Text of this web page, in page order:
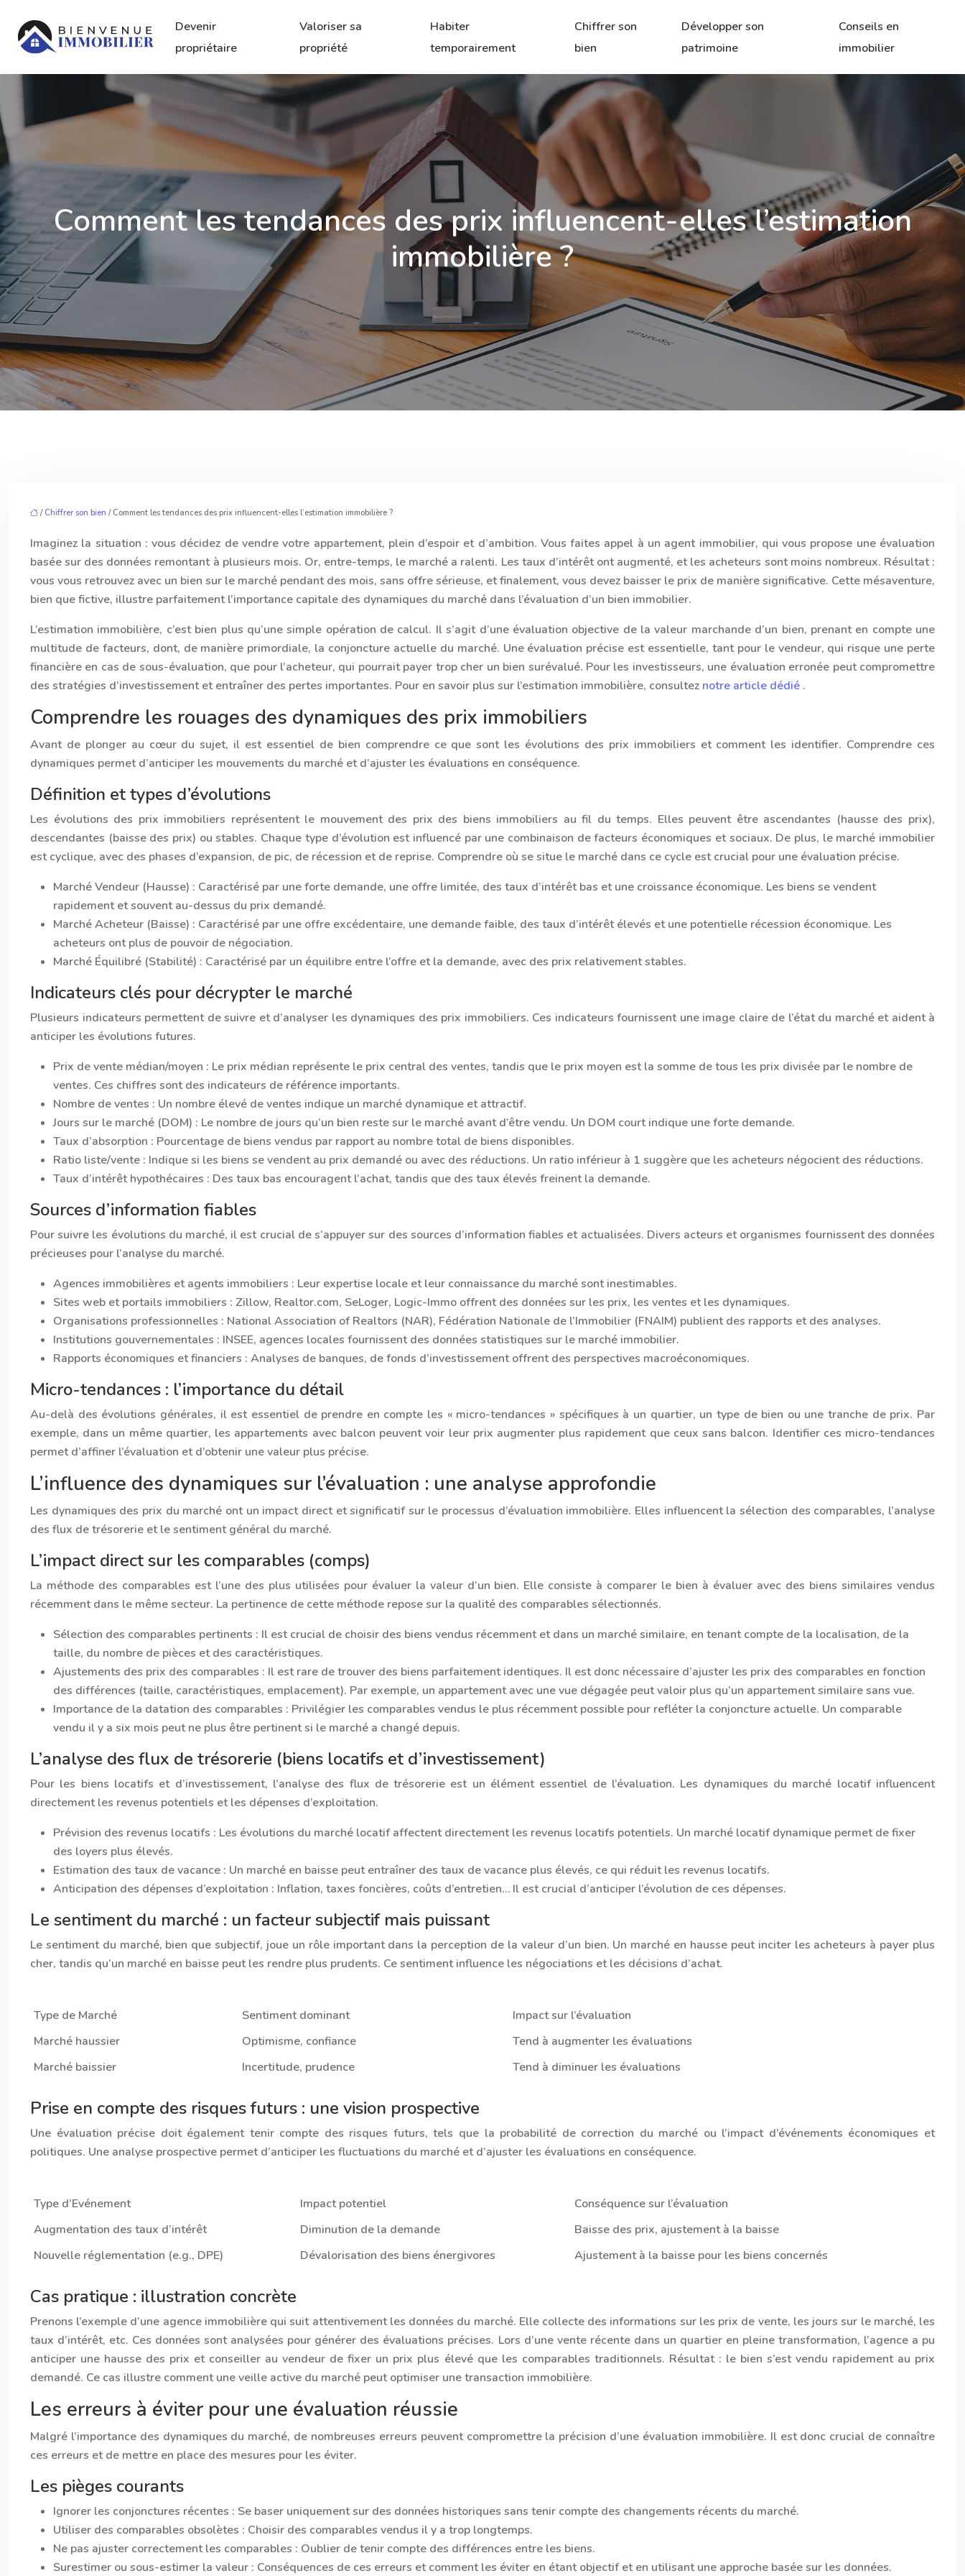
Devenir
propriétaire
Valoriser sa
propriété
Habiter
temporairement
Chiffrer son
bien
Développer son
patrimoine
Conseils en
immobilier
Comment les tendances des prix influencent-elles l’estimation
immobilière ?
/ Chiffrer son bien / Comment les tendances des prix influencent-elles l’estimation immobilière ?
Imaginez la situation : vous décidez de vendre votre appartement, plein d’espoir et d’ambition. Vous faites appel à un agent immobilier, qui vous propose une évaluation
basée sur des données remontant à plusieurs mois. Or, entre-temps, le marché a ralenti. Les taux d’intérêt ont augmenté, et les acheteurs sont moins nombreux. Résultat :
vous vous retrouvez avec un bien sur le marché pendant des mois, sans offre sérieuse, et finalement, vous devez baisser le prix de manière significative. Cette mésaventure,
bien que fictive, illustre parfaitement l’importance capitale des dynamiques du marché dans l’évaluation d’un bien immobilier.
L’estimation immobilière, c’est bien plus qu’une simple opération de calcul. Il s’agit d’une évaluation objective de la valeur marchande d’un bien, prenant en compte une
multitude de facteurs, dont, de manière primordiale, la conjoncture actuelle du marché. Une évaluation précise est essentielle, tant pour le vendeur, qui risque une perte
financière en cas de sous-évaluation, que pour l’acheteur, qui pourrait payer trop cher un bien surévalué. Pour les investisseurs, une évaluation erronée peut compromettre
des stratégies d’investissement et entraîner des pertes importantes. Pour en savoir plus sur l’estimation immobilière, consultez notre article dédié .
Comprendre les rouages des dynamiques des prix immobiliers
Avant de plonger au cœur du sujet, il est essentiel de bien comprendre ce que sont les évolutions des prix immobiliers et comment les identifier. Comprendre ces
dynamiques permet d’anticiper les mouvements du marché et d’ajuster les évaluations en conséquence.
Définition et types d’évolutions
Les évolutions des prix immobiliers représentent le mouvement des prix des biens immobiliers au fil du temps. Elles peuvent être ascendantes (hausse des prix),
descendantes (baisse des prix) ou stables. Chaque type d’évolution est influencé par une combinaison de facteurs économiques et sociaux. De plus, le marché immobilier
est cyclique, avec des phases d’expansion, de pic, de récession et de reprise. Comprendre où se situe le marché dans ce cycle est crucial pour une évaluation précise.
Marché Vendeur (Hausse) : Caractérisé par une forte demande, une offre limitée, des taux d’intérêt bas et une croissance économique. Les biens se vendent
rapidement et souvent au-dessus du prix demandé.
Marché Acheteur (Baisse) : Caractérisé par une offre excédentaire, une demande faible, des taux d’intérêt élevés et une potentielle récession économique. Les
acheteurs ont plus de pouvoir de négociation.
Marché Équilibré (Stabilité) : Caractérisé par un équilibre entre l’offre et la demande, avec des prix relativement stables.
Indicateurs clés pour décrypter le marché
Plusieurs indicateurs permettent de suivre et d’analyser les dynamiques des prix immobiliers. Ces indicateurs fournissent une image claire de l’état du marché et aident à
anticiper les évolutions futures.
Prix de vente médian/moyen : Le prix médian représente le prix central des ventes, tandis que le prix moyen est la somme de tous les prix divisée par le nombre de
ventes. Ces chiffres sont des indicateurs de référence importants.
Nombre de ventes : Un nombre élevé de ventes indique un marché dynamique et attractif.
Jours sur le marché (DOM) : Le nombre de jours qu’un bien reste sur le marché avant d’être vendu. Un DOM court indique une forte demande.
Taux d’absorption : Pourcentage de biens vendus par rapport au nombre total de biens disponibles.
Ratio liste/vente : Indique si les biens se vendent au prix demandé ou avec des réductions. Un ratio inférieur à 1 suggère que les acheteurs négocient des réductions.
Taux d’intérêt hypothécaires : Des taux bas encouragent l’achat, tandis que des taux élevés freinent la demande.
Sources d’information fiables
Pour suivre les évolutions du marché, il est crucial de s’appuyer sur des sources d’information fiables et actualisées. Divers acteurs et organismes fournissent des données
précieuses pour l’analyse du marché.
Agences immobilières et agents immobiliers : Leur expertise locale et leur connaissance du marché sont inestimables.
Sites web et portails immobiliers : Zillow, Realtor.com, SeLoger, Logic-Immo offrent des données sur les prix, les ventes et les dynamiques.
Organisations professionnelles : National Association of Realtors (NAR), Fédération Nationale de l’Immobilier (FNAIM) publient des rapports et des analyses.
Institutions gouvernementales : INSEE, agences locales fournissent des données statistiques sur le marché immobilier.
Rapports économiques et financiers : Analyses de banques, de fonds d’investissement offrent des perspectives macroéconomiques.
Micro-tendances : l’importance du détail
Au-delà des évolutions générales, il est essentiel de prendre en compte les « micro-tendances » spécifiques à un quartier, un type de bien ou une tranche de prix. Par
exemple, dans un même quartier, les appartements avec balcon peuvent voir leur prix augmenter plus rapidement que ceux sans balcon. Identifier ces micro-tendances
permet d’affiner l’évaluation et d’obtenir une valeur plus précise.
L’influence des dynamiques sur l’évaluation : une analyse approfondie
Les dynamiques des prix du marché ont un impact direct et significatif sur le processus d’évaluation immobilière. Elles influencent la sélection des comparables, l’analyse
des flux de trésorerie et le sentiment général du marché.
L’impact direct sur les comparables (comps)
La méthode des comparables est l’une des plus utilisées pour évaluer la valeur d’un bien. Elle consiste à comparer le bien à évaluer avec des biens similaires vendus
récemment dans le même secteur. La pertinence de cette méthode repose sur la qualité des comparables sélectionnés.
Sélection des comparables pertinents : Il est crucial de choisir des biens vendus récemment et dans un marché similaire, en tenant compte de la localisation, de la
taille, du nombre de pièces et des caractéristiques.
Ajustements des prix des comparables : Il est rare de trouver des biens parfaitement identiques. Il est donc nécessaire d’ajuster les prix des comparables en fonction
des différences (taille, caractéristiques, emplacement). Par exemple, un appartement avec une vue dégagée peut valoir plus qu’un appartement similaire sans vue.
Importance de la datation des comparables : Privilégier les comparables vendus le plus récemment possible pour refléter la conjoncture actuelle. Un comparable
vendu il y a six mois peut ne plus être pertinent si le marché a changé depuis.
L’analyse des flux de trésorerie (biens locatifs et d’investissement)
Pour les biens locatifs et d’investissement, l’analyse des flux de trésorerie est un élément essentiel de l’évaluation. Les dynamiques du marché locatif influencent
directement les revenus potentiels et les dépenses d’exploitation.
Prévision des revenus locatifs : Les évolutions du marché locatif affectent directement les revenus locatifs potentiels. Un marché locatif dynamique permet de fixer
des loyers plus élevés.
Estimation des taux de vacance : Un marché en baisse peut entraîner des taux de vacance plus élevés, ce qui réduit les revenus locatifs.
Anticipation des dépenses d’exploitation : Inflation, taxes foncières, coûts d’entretien… Il est crucial d’anticiper l’évolution de ces dépenses.
Le sentiment du marché : un facteur subjectif mais puissant
Le sentiment du marché, bien que subjectif, joue un rôle important dans la perception de la valeur d’un bien. Un marché en hausse peut inciter les acheteurs à payer plus
cher, tandis qu’un marché en baisse peut les rendre plus prudents. Ce sentiment influence les négociations et les décisions d’achat.
Type de Marché Sentiment dominant
Impact sur l’évaluation
Marché haussier
Optimisme, confiance
Tend à augmenter les évaluations
Marché baissier
Incertitude, prudence Tend à diminuer les évaluations
Prise en compte des risques futurs : une vision prospective
Une évaluation précise doit également tenir compte des risques futurs, tels que la probabilité de correction du marché ou l’impact d’événements économiques et
politiques. Une analyse prospective permet d’anticiper les fluctuations du marché et d’ajuster les évaluations en conséquence.
Type d’Evénement Impact potentiel
Conséquence sur l’évaluation
Augmentation des taux d’intérêt
Diminution de la demande
Baisse des prix, ajustement à la baisse
Nouvelle réglementation (e.g., DPE)
Dévalorisation des biens énergivores Ajustement à la baisse pour les biens concernés
Cas pratique : illustration concrète
Prenons l’exemple d’une agence immobilière qui suit attentivement les données du marché. Elle collecte des informations sur les prix de vente, les jours sur le marché, les
taux d’intérêt, etc. Ces données sont analysées pour générer des évaluations précises. Lors d’une vente récente dans un quartier en pleine transformation, l’agence a pu
anticiper une hausse des prix et conseiller au vendeur de fixer un prix plus élevé que les comparables traditionnels. Résultat : le bien s’est vendu rapidement au prix
demandé. Ce cas illustre comment une veille active du marché peut optimiser une transaction immobilière.
Les erreurs à éviter pour une évaluation réussie
Malgré l’importance des dynamiques du marché, de nombreuses erreurs peuvent compromettre la précision d’une évaluation immobilière. Il est donc crucial de connaître
ces erreurs et de mettre en place des mesures pour les éviter.
Les pièges courants
Ignorer les conjonctures récentes : Se baser uniquement sur des données historiques sans tenir compte des changements récents du marché.
Utiliser des comparables obsolètes : Choisir des comparables vendus il y a trop longtemps.
Ne pas ajuster correctement les comparables : Oublier de tenir compte des différences entre les biens.
Surestimer ou sous-estimer la valeur : Conséquences de ces erreurs et comment les éviter en étant objectif et en utilisant une approche basée sur les données.